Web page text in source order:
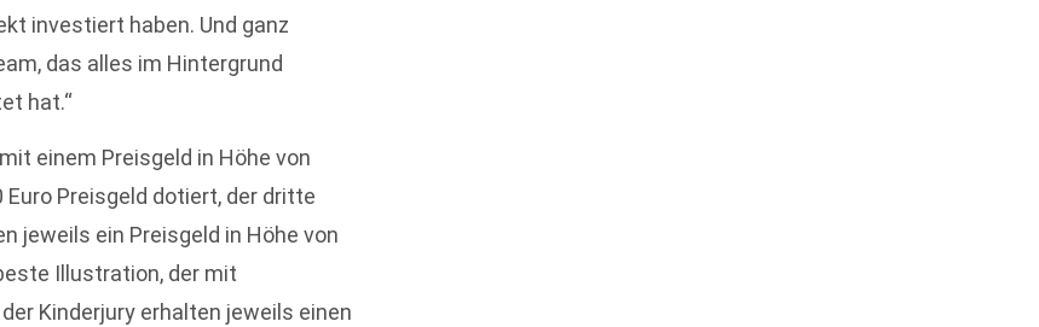
investiert haben. Und ganz
das alles im Hintergrund
hat.“
einem Preisgeld in Höhe von
Preisgeld dotiert, der dritte
jeweils ein Preisgeld in Höhe von
Illustration, der mit
Kinderjury erhalten jeweils einen